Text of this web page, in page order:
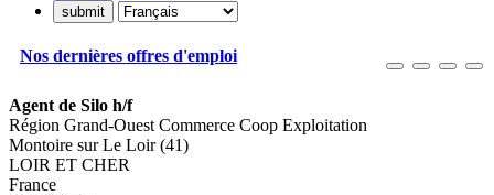
Nos dernières offres d'emploi
Agent de Silo h/f
Région Grand-Ouest Commerce Coop Exploitation
Montoire sur Le Loir (41)
LOIR ET CHER
France